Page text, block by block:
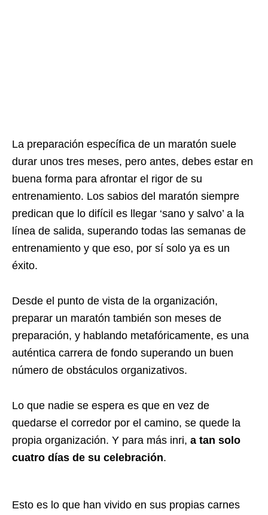
La preparación específica de un maratón suele
durar unos tres meses, pero antes, debes estar en
buena forma para afrontar el rigor de su
entrenamiento. Los sabios del maratón siempre
predican que lo difícil es llegar ‘sano y salvo’ a la
línea de salida, superando todas las semanas de
entrenamiento y que eso, por sí solo ya es un
éxito.
Desde el punto de vista de la organización,
preparar un maratón también son meses de
preparación, y hablando metafóricamente, es una
auténtica carrera de fondo superando un buen
número de obstáculos organizativos.
Lo que nadie se espera es que en vez de
quedarse el corredor por el camino, se quede la
propia organización. Y para más inri, a tan solo
cuatro días de su celebración.
Esto es lo que han vivido en sus propias carnes